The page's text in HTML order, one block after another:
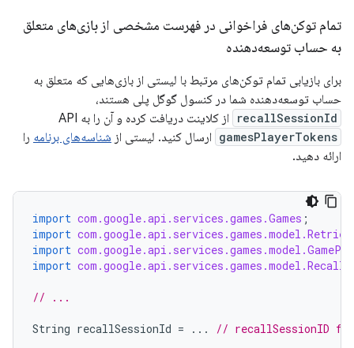
تمام توکن‌های فراخوانی در فهرست مشخصی از بازی‌های متعلق
به حساب توسعه‌دهنده
برای بازیابی تمام توکن‌های مرتبط با لیستی از بازی‌هایی که متعلق به
حساب توسعه‌دهنده شما در کنسول گوگل پلی هستند،
recallSessionId از کلاینت دریافت کرده و آن را به API
gamesPlayerTokens ارسال کنید. لیستی از شناسه‌های برنامه را
ارائه دهید.
import com.google.api.services.games.Games ;
import
import
import
// ...
String recallSessionId = ... // recallSessionID